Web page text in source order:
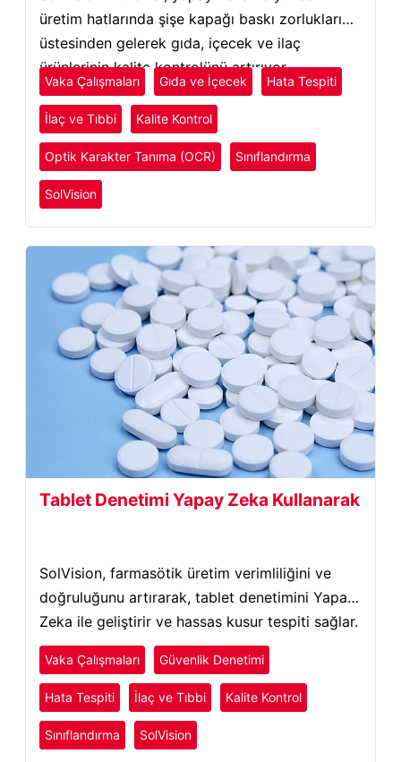
üretim hatlarında şişe kapağı baskı zorluklarının
üstesinden gelerek gıda, içecek ve ilaç
ürünlerinin kalite kontrolünü artırıyor.
Vaka Çalışmaları Gıda ve İçecek Hata Tespiti
İlaç ve Tıbbi Kalite Kontrol
Optik Karakter Tanıma (OCR) Sınıflandırma
SolVision
Tablet Denetimi Yapay Zeka Kullanarak
SolVision, farmasötik üretim verimliliğini ve
doğruluğunu artırarak, tablet denetimini Yapay
Zeka ile geliştirir ve hassas kusur tespiti sağlar.
Vaka Çalışmaları Güvenlik Denetimi
Hata Tespiti İlaç ve Tıbbi Kalite Kontrol
Sınıflandırma SolVision